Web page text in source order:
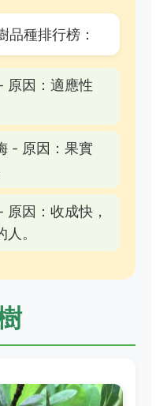
品種排行榜：
原因：適應性
- 原因：果實
因：收成快，
。